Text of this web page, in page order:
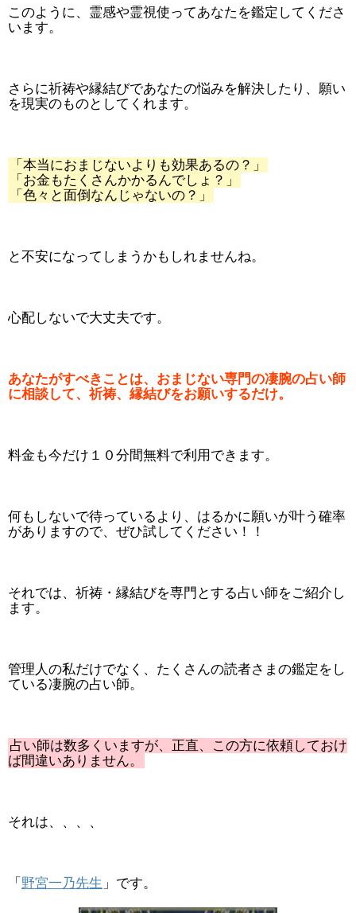
このように、霊感や霊視使ってあなたを鑑定してくださ
います。
さらに祈祷や縁結びであなたの悩みを解決したり、願い
を現実のものとしてくれます。
「本当におまじないよりも効果あるの？」
「お金もたくさんかかるんでしょ？」
「色々と面倒なんじゃないの？」
と不安になってしまうかもしれませんね。
心配しないで大丈夫です。
あなたがすべきことは、おまじない専門の凄腕の占い師
に相談して、祈祷、縁結びをお願いするだけ。
料金も今だけ１０分間無料で利用できます。
何もしないで待っているより、はるかに願いが叶う確率
がありますので、ぜひ試してください！！
それでは、祈祷・縁結びを専門とする占い師をご紹介し
ます。
管理人の私だけでなく、たくさんの読者さまの鑑定をし
ている凄腕の占い師。
占い師は数多くいますが、正直、この方に依頼しておけ
ば間違いありません。
それは、、、、
「 野宮一乃先生 」です。